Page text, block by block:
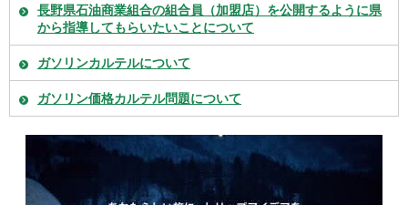
長野県石油商業組合の組合員（加盟店）を公開するように県
から指導してもらいたいことについて
ガソリンカルテルについて
ガソリン価格カルテル問題について